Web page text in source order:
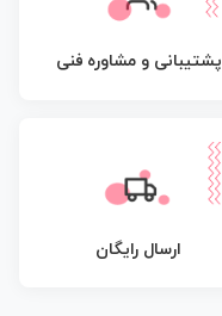
پشتیبانی و مشاوره فنی
ارسال رایگان